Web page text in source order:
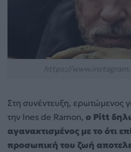
Στη συνέντευξη, ερωτώμενος
την Ines de Ramon, ο Pitt
αγανακτισμένος με το ότι
προσωπική του ζωή